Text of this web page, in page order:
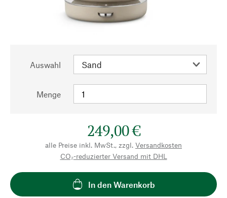
Auswahl
Menge
249,00 €
alle Preise inkl. MwSt., zzgl. Versandkosten
CO₂-reduzierter Versand mit DHL
In den Warenkorb